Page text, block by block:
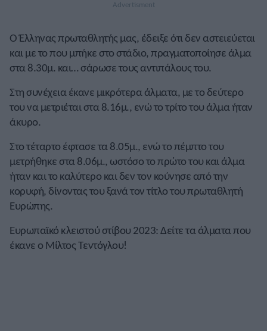
Ο Έλληνας πρωταθλητής μας, έδειξε ότι δεν αστειεύεται
και με το που μπήκε στο στάδιο, πραγματοποίησε άλμα
στα 8.30μ. και… σάρωσε τους αντιπάλους του.
Στη συνέχεια έκανε μικρότερα άλματα, με το δεύτερο
του να μετριέται στα 8.16μ., ενώ το τρίτο του άλμα ήταν
άκυρο.
Στο τέταρτο έφτασε τα 8.05μ., ενώ το πέμπτο του
μετρήθηκε στα 8.06μ., ωστόσο το πρώτο του και άλμα
ήταν και το καλύτερο και δεν τον κούνησε από την
κορυφή, δίνοντας του ξανά τον τίτλο του πρωταθλητή
Ευρώπης.
Ευρωπαϊκό κλειστού στίβου 2023: Δείτε τα άλματα που
έκανε ο Μίλτος Τεντόγλου!